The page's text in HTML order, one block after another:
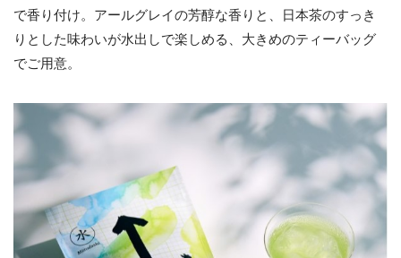
で香り付け。アールグレイの芳醇な香りと、日本茶のすっき
りとした味わいが水出しで楽しめる、大きめのティーバッグ
でご用意。